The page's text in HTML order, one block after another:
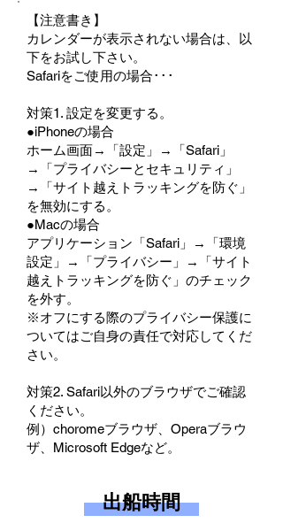
【注意書き】
カレンダーが表示されない場合は、以
下をお試し下さい。
Safariをご使用の場合･･･
対策1. 設定を変更する。
●iPhoneの場合
ホーム画面→「設定」→「Safari」
→「プライバシーとセキュリティ」
→「サイト越えトラッキングを防ぐ」
を無効にする。
●Macの場合
アプリケーション「Safari」→「環境
設定」→「プライバシー」→「サイト
越えトラッキングを防ぐ」のチェック
を外す。
※オフにする際のプライバシー保護に
ついてはご自身の責任で対応してくだ
さい。
対策2. Safari以外のブラウザでご確認
ください。
例）choromeブラウザ、Operaブラウ
ザ、Microsoft Edgeなど。​​
出船時間